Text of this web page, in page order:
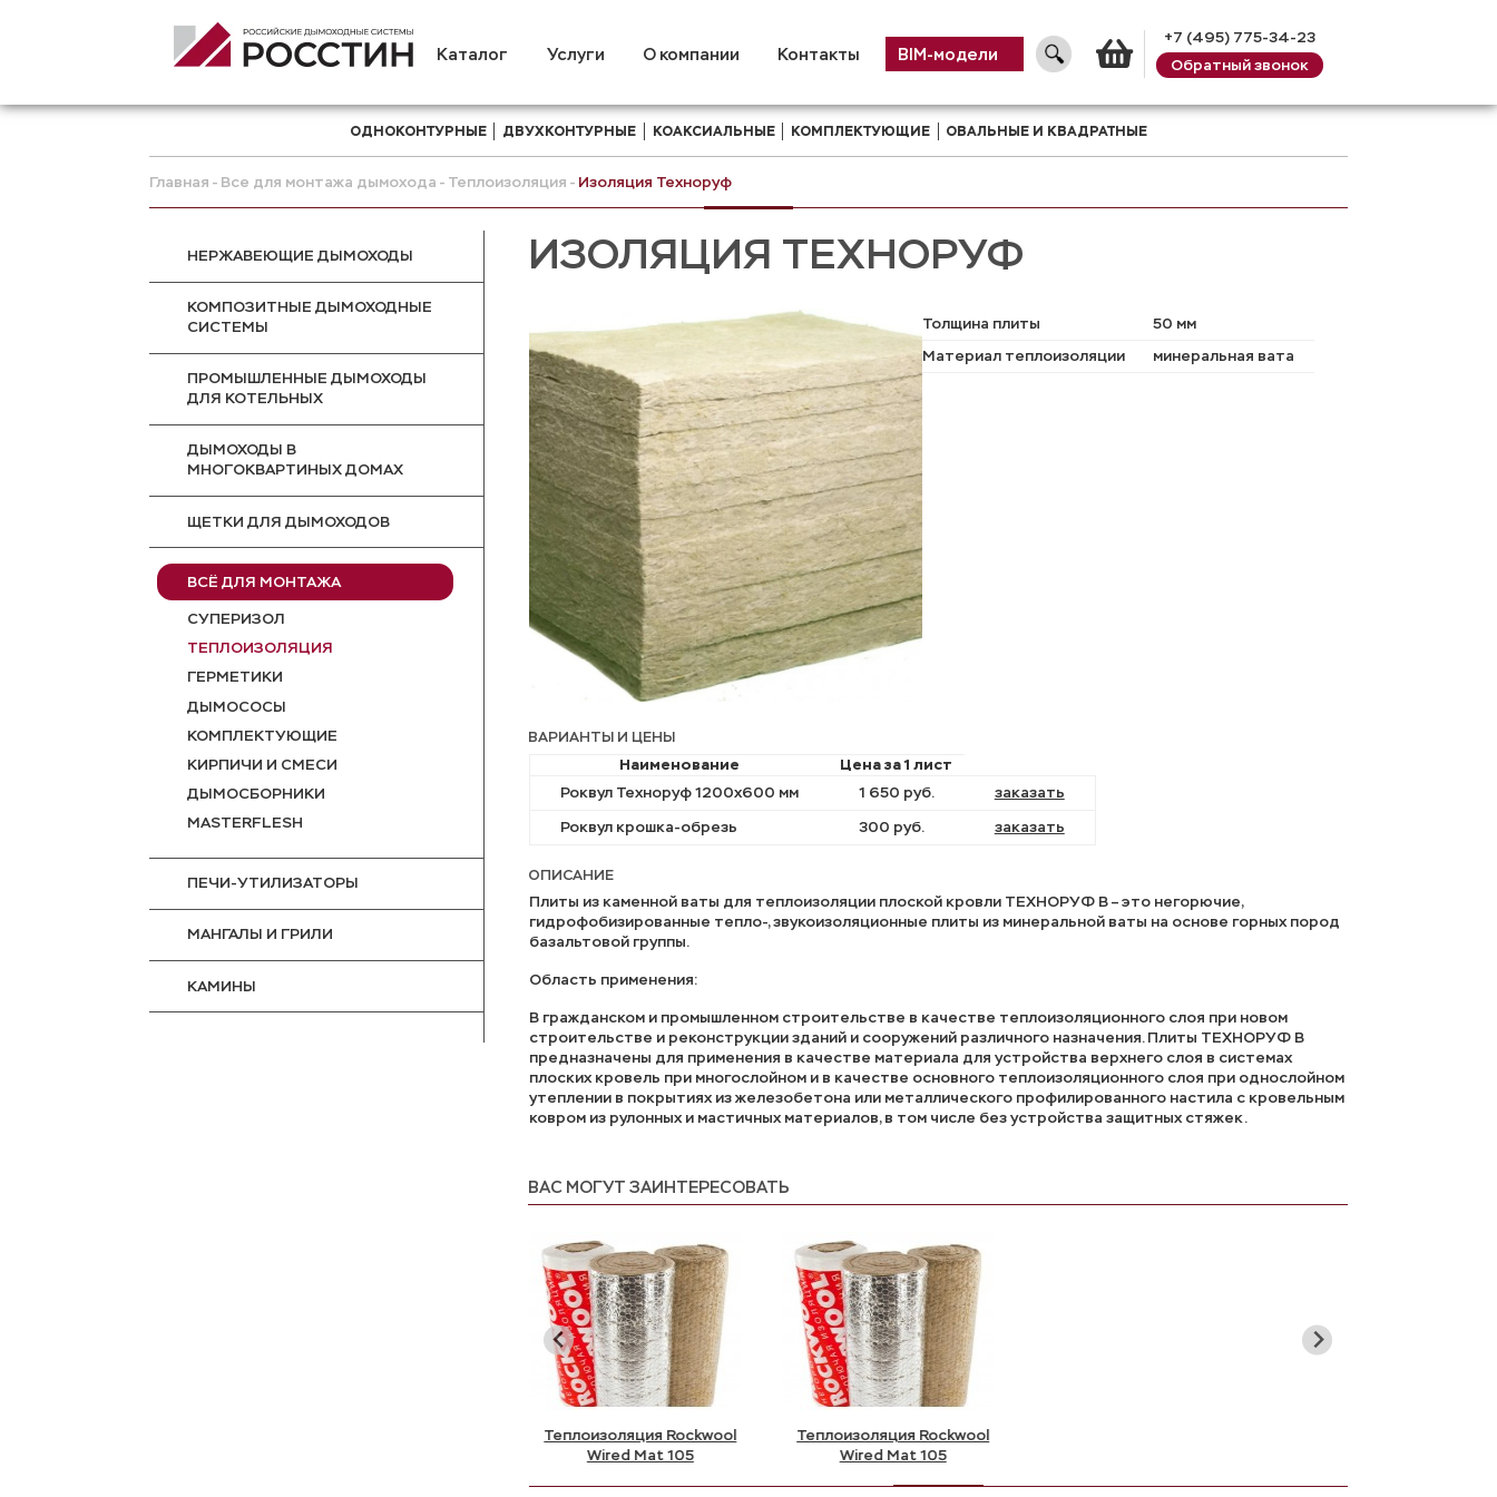
Каталог Услуги О компании Контакты BIM-модели
Корзина
+7 (495) 775-34-23
Обратный звонок
ОДНОКОНТУРНЫЕ ДВУХКОНТУРНЫЕ КОАКСИАЛЬНЫЕ КОМПЛЕКТУЮЩИЕ ОВАЛЬНЫЕ И КВАДРАТНЫЕ
Главная Все для монтажа дымохода Теплоизоляция Изоляция Техноруф
ИЗОЛЯЦИЯ ТЕХНОРУФ
Толщина плиты
50 мм
Материал теплоизоляции
минеральная вата
ВАРИАНТЫ И ЦЕНЫ
Наименование
Цена за 1 лист
Роквул Техноруф 1200х600 мм
1 650 руб.
заказать
Роквул крошка-обрезь
300 руб. заказать
ОПИСАНИЕ
Плиты из каменной ваты для теплоизоляции плоской кровли ТЕХНОРУФ В – это негорючие,
гидрофобизированные тепло-, звукоизоляционные плиты из минеральной ваты на основе горных пород
базальтовой группы.
Область применения:
В гражданском и промышленном строительстве в качестве теплоизоляционного слоя при новом
строительстве и реконструкции зданий и сооружений различного назначения. Плиты ТЕХНОРУФ В
предназначены для применения в качестве материала для устройства верхнего слоя в системах
плоских кровель при многослойном и в качестве основного теплоизоляционного слоя при однослойном
утеплении в покрытиях из железобетона или металлического профилированного настила с кровельным
ковром из рулонных и мастичных материалов, в том числе без устройства защитных стяжек.
ВАС МОГУТ ЗАИНТЕРЕСОВАТЬ
Теплоизоляция Rockwool
Wired Mat 105
Теплоизоляция Rockwool
Wired Mat 105
НЕРЖАВЕЮЩИЕ ДЫМОХОДЫ
КОМПОЗИТНЫЕ ДЫМОХОДНЫЕ
СИСТЕМЫ
ПРОМЫШЛЕННЫЕ ДЫМОХОДЫ
ДЛЯ КОТЕЛЬНЫХ
ДЫМОХОДЫ В
МНОГОКВАРТИНЫХ ДОМАХ
ЩЕТКИ ДЛЯ ДЫМОХОДОВ
ВСЁ ДЛЯ МОНТАЖА
СУПЕРИЗОЛ
ТЕПЛОИЗОЛЯЦИЯ
ГЕРМЕТИКИ
ДЫМОСОСЫ
КОМПЛЕКТУЮЩИЕ
КИРПИЧИ И СМЕСИ
ДЫМОСБОРНИКИ
MASTERFLESH
ПЕЧИ-УТИЛИЗАТОРЫ
МАНГАЛЫ И ГРИЛИ
КАМИНЫ